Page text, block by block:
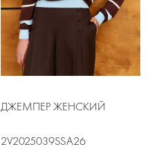
ДЖЕМПЕР ЖЕНСКИЙ
2V2025039SSA26